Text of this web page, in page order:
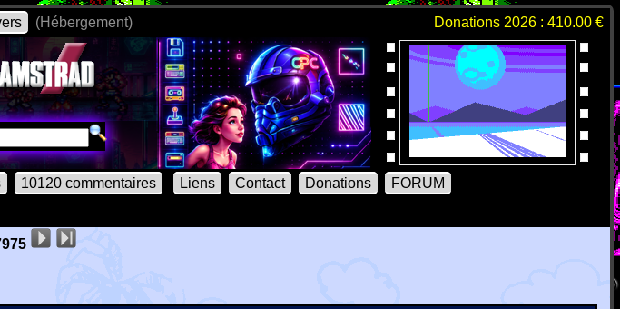
(Hébergement) Donations 2026 : 410.00 €
10120 commentaires Liens Contact Donations
FORUM